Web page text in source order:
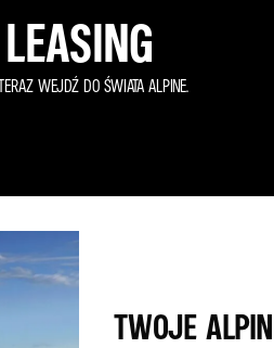
LEASING
WEJDŹ DO ŚWIATA ALPINE.
TWOJE